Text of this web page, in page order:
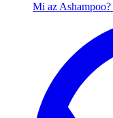
Mi az Ashampoo?